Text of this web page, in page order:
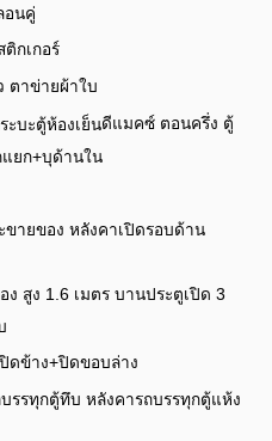
อนคู่
กเกอร์
ตาข่ายผ้าใบ
ดีแมคซ์ ตอนครึ่ง ตู้
แยก+บุด้านใน
สูง 1.6 เมตร บานประตูเปิด 3
ดข้าง+ปิดขอบล่าง